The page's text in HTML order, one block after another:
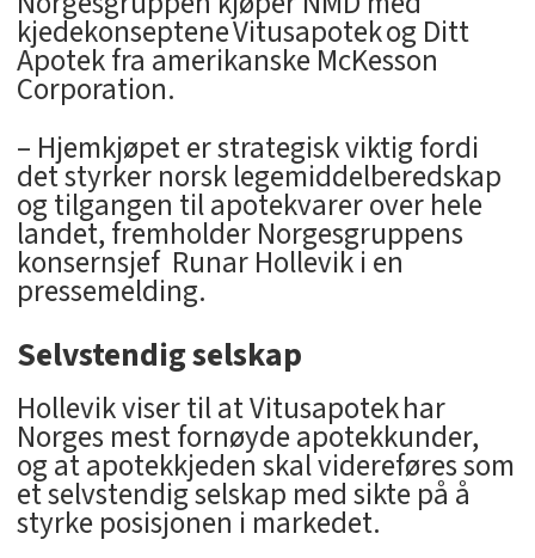
kjedekonseptene Vitusapotek og Ditt
Apotek fra amerikanske McKesson
Corporation.
– Hjemkjøpet er strategisk viktig fordi
det styrker norsk legemiddelberedskap
og tilgangen til apotekvarer over hele
landet, fremholder Norgesgruppens
konsernsjef Runar Hollevik i en
pressemelding.
Selvstendig selskap
Hollevik viser til at Vitusapotek har
Norges mest fornøyde apotekkunder,
og at apotekkjeden skal videreføres som
et selvstendig selskap med sikte på å
styrke posisjonen i markedet.